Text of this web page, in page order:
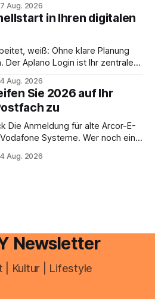
Bei einfachen
reicht häufig eine Steuersoftware
Einkunftsarten
finanzielle Veränderungen
Unterstützung meist
Aug. 2026
in Ihren digitalen
weiß: Ohne klare Planung
Aplano Login ist Ihr zentraler
kommunikation rund um
In diesem Leitfaden
für einen reibungslosen Einstieg
Aug. 2026
Sie 2026 auf Ihr
zu
Systeme. Wer noch eine
das Vodafone E-Mail & Cloud
Aug. 2026
Newsletter
| Kultur | Lifestyle